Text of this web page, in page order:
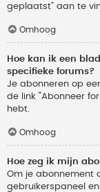
geplaatst” aan te
Omhoog
Hoe kan ik een
specifieke forums?
Je abonneren op
de link “Abonneer
hebt.
Omhoog
Hoe zeg ik mijn
Om je abonnement
gebruikerspaneel